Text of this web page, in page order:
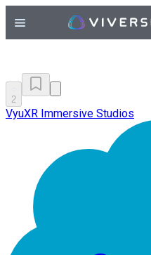
2
VyuXR Immersive Studios